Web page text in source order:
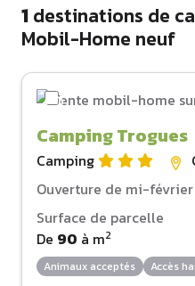
1destinations de
Mobil-Home neuf
Camping Trogues
Camping
Ouverture de mi-
Surface de parcelle
De 90 à m2
Animaux acceptés Accès